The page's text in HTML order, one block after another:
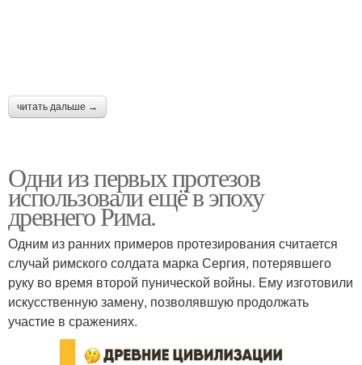
читать дальше →
Одни из первых протезов
использовали ещё в эпоху
древнего Рима.
Одним из ранних примеров протезирования считается
случай римского солдата марка Сергия, потерявшего
руку во время второй пунической войны. Ему изготовили
искусственную замену, позволявшую продолжать
участие в сражениях.